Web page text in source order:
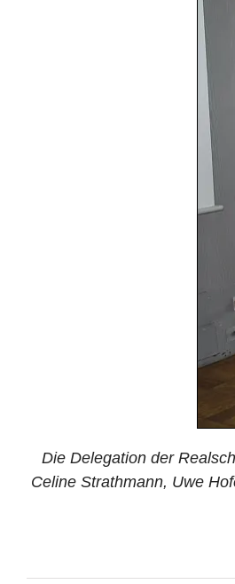
Die Delegation der
Celine Strathmann, Uwe